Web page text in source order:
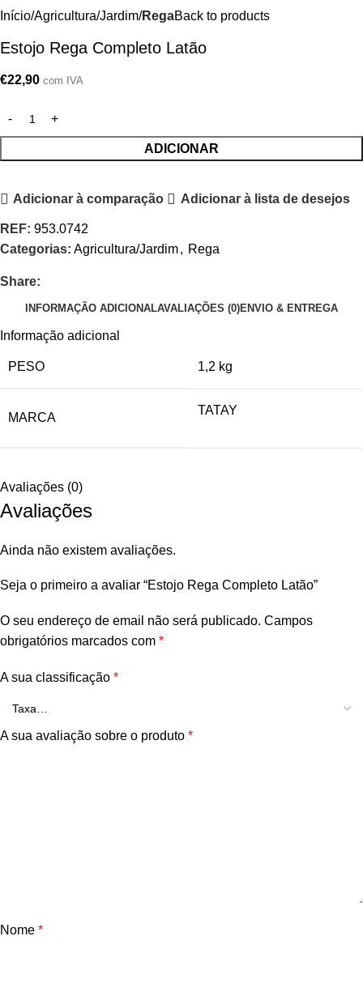
Início Agricultura/Jardim RegaBack to products
Estojo Rega Completo Latão
€22,90 com IVA
ADICIONAR
Adicionar à comparação Adicionar à lista de desejos
REF: 953.0742
Categorias: Agricultura/Jardim, Rega
Share:
INFORMAÇÃO ADICIONALAVALIAÇÕES (0)ENVIO & ENTREGA
Informação adicional
PESO 1,2 kg
MARCA
TATAY
Avaliações (0)
Avaliações
Ainda não existem avaliações.
Seja o primeiro a avaliar “Estojo Rega Completo Latão”
O seu endereço de email não será publicado. Campos
obrigatórios marcados com *
A sua classificação *
A sua avaliação sobre o produto *
Nome *